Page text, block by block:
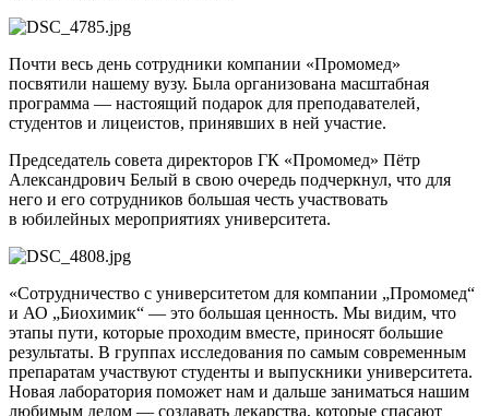
Почти весь день сотрудники компании «Промомед»
посвятили нашему вузу. Была организована масштабная
программа — настоящий подарок для преподавателей,
студентов и лицеистов, принявших в ней участие.
Председатель совета директоров ГК «Промомед» Пётр
Александрович Белый в свою очередь подчеркнул, что для
него и его сотрудников большая честь участвовать
в юбилейных мероприятиях университета.
«Сотрудничество с университетом для компании „Промомед“
и АО „Биохимик“ — это большая ценность. Мы видим, что
этапы пути, которые проходим вместе, приносят большие
результаты. В группах исследования по самым современным
препаратам участвуют студенты и выпускники университета.
Новая лаборатория поможет нам и дальше заниматься нашим
любимым делом — создавать лекарства, которые спасают